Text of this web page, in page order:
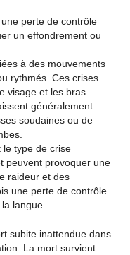
perte de contrôle
un effondrement ou
à des mouvements
rythmés. Ces crises
visage et les bras.
généralement
soudaines ou de
le type de crise
peuvent provoquer une
raideur et des
une perte de contrôle
langue.
subite inattendue dans
La mort survient